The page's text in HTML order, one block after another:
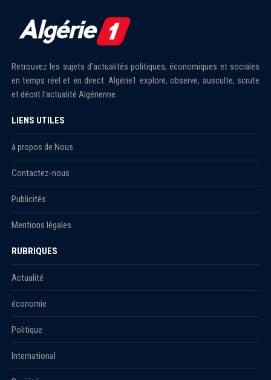
Retrouvez les sujets d'actualités politiques, économiques et sociales
en temps réel et en direct. Algérie1 explore, observe, ausculte, scrute
et décrit l'actualité Algérienne.
LIENS UTILES
à propos de Nous
Contactez-nous
Publicités
Mentions légales
RUBRIQUES
Actualité
économie
Politique
International